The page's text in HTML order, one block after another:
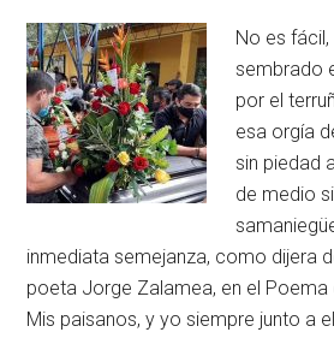
No es
sembrado
por el
esa orgía
sin piedad
de medio
inmediata semejanza, como dijera
poeta Jorge Zalamea, en el Poema
Mis paisanos, y yo siempre junto a